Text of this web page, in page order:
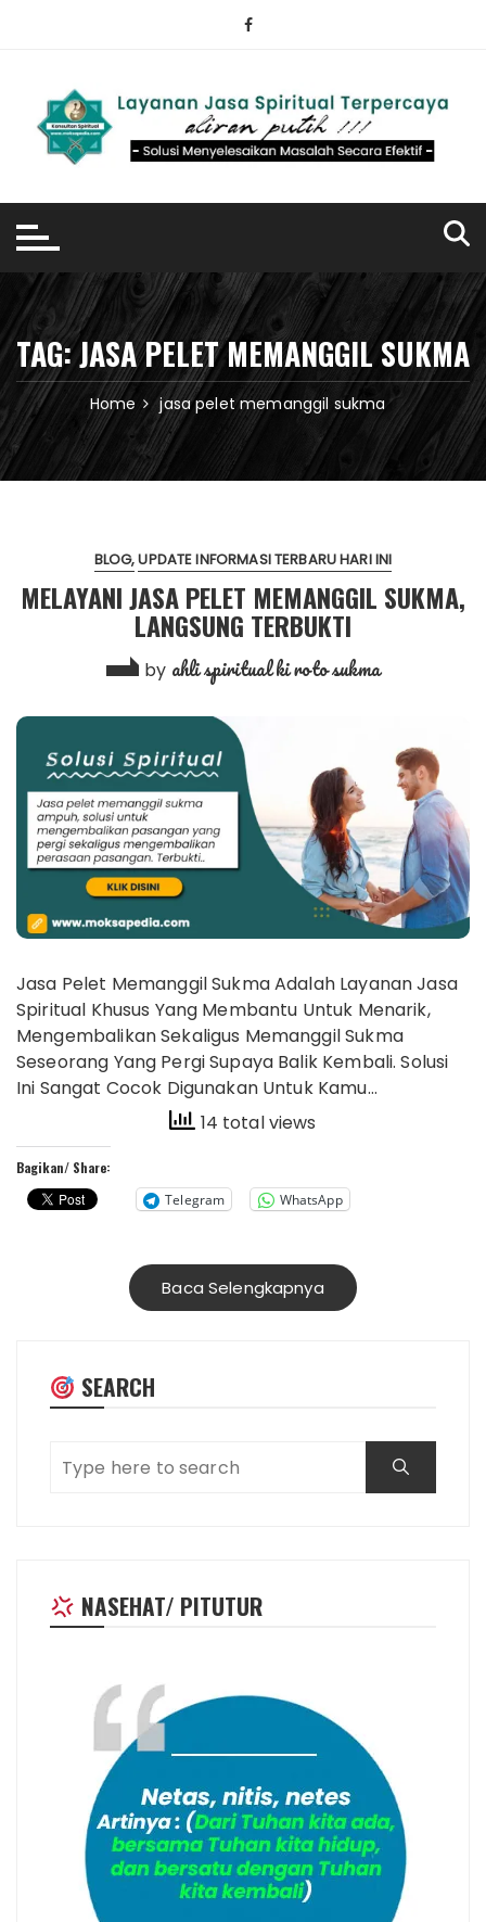
TAG:JASA PELET MEMANGGIL SUKMA
Home jasa pelet memanggil sukma
BLOG UPDATE INFORMASI TERBARU HARI INI
MELAYANI JASA PELET MEMANGGIL SUKMA,
LANGSUNG TERBUKTI
by ahli spiritual ki roto sukma
Jasa Pelet Memanggil Sukma Adalah Layanan Jasa
Spiritual Khusus Yang Membantu Untuk Menarik,
Mengembalikan Sekaligus Memanggil Sukma
Seseorang Yang Pergi Supaya Balik Kembali. Solusi
Ini Sangat Cocok Digunakan Untuk Kamu…
14 total views
Bagikan/ Share:
Telegram
WhatsApp
Baca Selengkapnya
SEARCH
NASEHAT/ PITUTUR